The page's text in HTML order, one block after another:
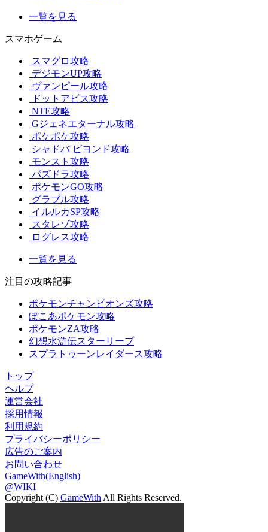
一覧を見る
スマホゲーム
スマグロ攻略
デジモンUP攻略
ヴァンピール攻略
ドットアビス攻略
NTE攻略
Gジェネエターナル攻略
ポケポケ攻略
シャドバ ビヨンド攻略
モンスト攻略
パズドラ攻略
ポケモンGO攻略
グラブル攻略
イルルカSP攻略
スタレゾ攻略
ログレス攻略
一覧を見る
注目の攻略記事
ポケモンチャンピオンズ攻略
ぽこあポケモン攻略
ポケモンZA攻略
幻想水滸伝スターリープ
スプラトゥーンレイダース攻略
トップ
ヘルプ
運営会社
採用情報
利用規約
プライバシーポリシー
広告のご案内
お問い合わせ
GameWith(English)
@WIKI
Copyright (C) GameWith All Rights Reserved.